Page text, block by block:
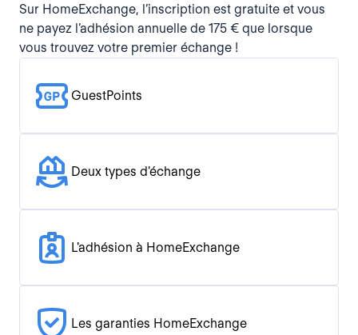
Sur HomeExchange, l’inscription est gratuite et vous
ne payez l’adhésion annuelle de 175 € que lorsque
vous trouvez votre premier échange !
GuestPoints
Deux types d'échange
L'adhésion à HomeExchange
Les garanties HomeExchange